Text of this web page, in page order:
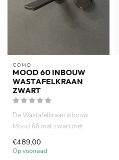
COMO
MOOD 60 INBOUW
WASTAFELKRAAN
ZWART
De Wastafelkraan inbouw
Mood 60 mat zwart met
gemaakt ...
€489,00
Op voorraad